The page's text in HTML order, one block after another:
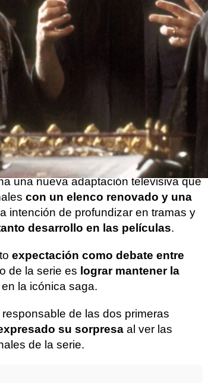
Facebook
X
del estreno de Harry Potteren
por J.K. Rowling se prepara para
en formato de serie.
una nueva adaptación televisiva que
con un elenco renovado y una
intención de profundizar en tramas y
desarrollo en las películas.
expectación como debate entre
de la serie es lograr mantener la
en la icónica saga.
responsable de las dos primeras
su sorpresa al ver las
de la serie.